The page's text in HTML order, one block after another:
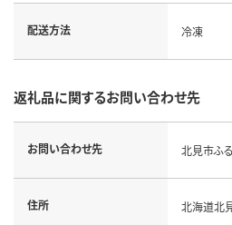
配送方法 冷凍
返礼品に関するお問い合わせ先
お問い合わせ先 北見市ふ
住所 北海道北